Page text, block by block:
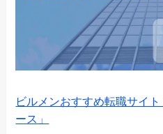
ビルメンおすすめ転職サイ
ース」